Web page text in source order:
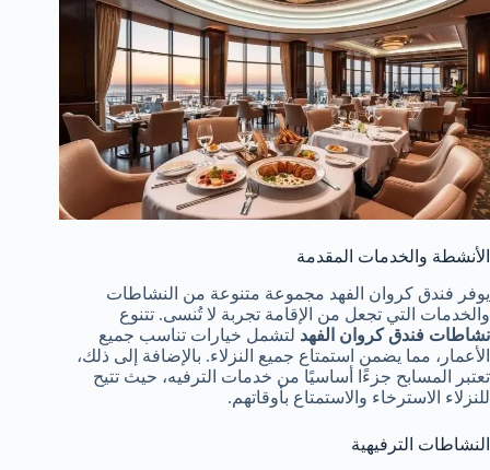
الأنشطة والخدمات المقدمة
يوفر فندق كروان الفهد مجموعة متنوعة من النشاطات
والخدمات التي تجعل من الإقامة تجربة لا تُنسى. تتنوع
نشاطات فندق كروان الفهد لتشمل خيارات تناسب جميع
الأعمار، مما يضمن استمتاع جميع النزلاء. بالإضافة إلى ذلك،
تعتبر المسابح جزءًا أساسيًا من خدمات الترفيه، حيث تتيح
للنزلاء الاسترخاء والاستمتاع بأوقاتهم.
النشاطات الترفيهية